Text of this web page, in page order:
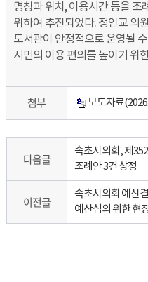
명칭과 위치, 이용시간 등을 조
위하여 추진되었다. 정인교 의
도서관이 안정적으로 운영될
시민의 이용 편의를 높이기 위
첨부 보도자료
다음글
속초시의회, 제
조례안 3건 상정
이전글
속초시의회 예산
예산심의 위한 현